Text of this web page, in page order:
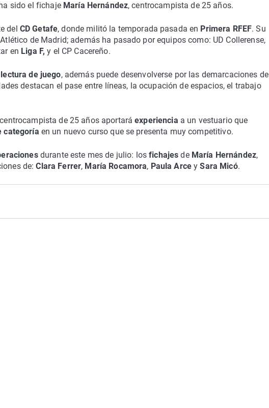
sido el fichaje María Hernández, centrocampista de 25 años.
del CD Getafe, donde militó la temporada pasada en Primera RFEF. Su
de Madrid; además ha pasado por equipos como: UD Collerense,
en Liga F, y el CP Cacereño.
lectura de juego, además puede desenvolverse por las demarcaciones de
destacan el pase entre líneas, la ocupación de espacios, el trabajo
de 25 años aportaráexperiencia a un vestuario que
categoría en un nuevo curso que se presenta muy competitivo.
durante este mes de julio: losfichajesde María Hernández,
de:Clara Ferrer, María Rocamora, Paula Arce ySara Micó.